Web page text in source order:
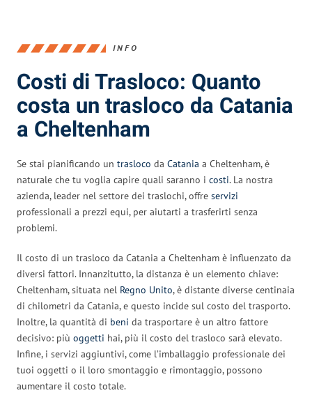
INFO
Costi di Trasloco: Quanto
costa un trasloco da Catania
a Cheltenham
Se stai pianificando un trasloco da Catania a Cheltenham, è
naturale che tu voglia capire quali saranno i costi. La nostra
azienda, leader nel settore dei traslochi, offre servizi
professionali a prezzi equi, per aiutarti a trasferirti senza
problemi.
Il costo di un trasloco da Catania a Cheltenham è influenzato da
diversi fattori. Innanzitutto, la distanza è un elemento chiave:
Cheltenham, situata nel Regno Unito, è distante diverse centinaia
di chilometri da Catania, e questo incide sul costo del trasporto.
Inoltre, la quantità di beni da trasportare è un altro fattore
decisivo: più oggetti hai, più il costo del trasloco sarà elevato.
Infine, i servizi aggiuntivi, come l’imballaggio professionale dei
tuoi oggetti o il loro smontaggio e rimontaggio, possono
aumentare il costo totale.